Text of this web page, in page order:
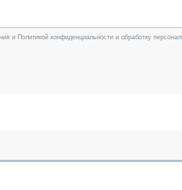
и Политикой конфиденциальности и обработку